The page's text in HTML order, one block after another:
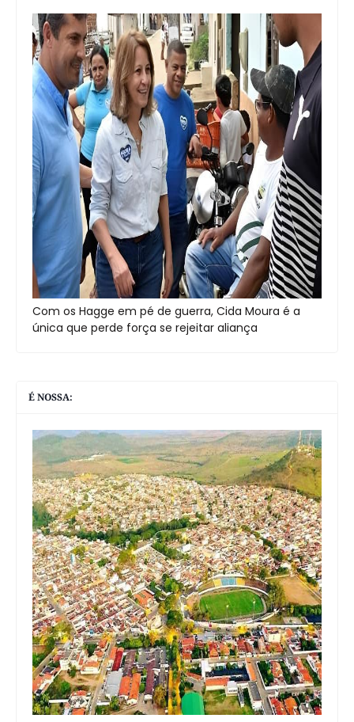
Com os Hagge em pé de guerra, Cida Moura é a
única que perde força se rejeitar aliança
É NOSSA: